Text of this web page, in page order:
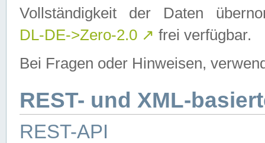
Vollständigkeit der Daten
DL-DE->Zero-2.0 ↗ frei verfügbar.
Bei Fragen oder Hinweisen,
REST- und XML-
REST-API